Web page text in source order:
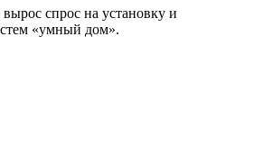
спрос на установку и
«умный дом».